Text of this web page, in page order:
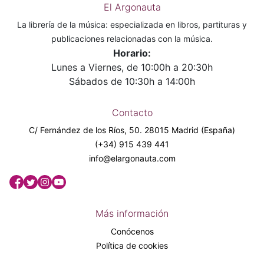
El Argonauta
La librería de la música: especializada en libros, partituras y
publicaciones relacionadas con la música.
Horario:
Lunes a Viernes, de 10:00h a 20:30h
Sábados de 10:30h a 14:00h
Contacto
C/ Fernández de los Ríos, 50. 28015 Madrid (España)
(+34) 915 439 441
info@elargonauta.com
Más información
Conócenos
Política de cookies